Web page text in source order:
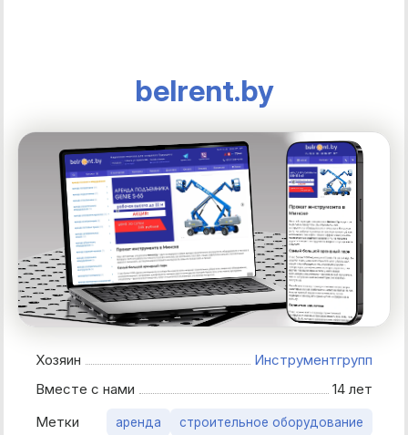
belrent.by
Хозяин
Инструментгрупп
Вместе с нами
14 лет
Метки
аренда
строительное оборудование